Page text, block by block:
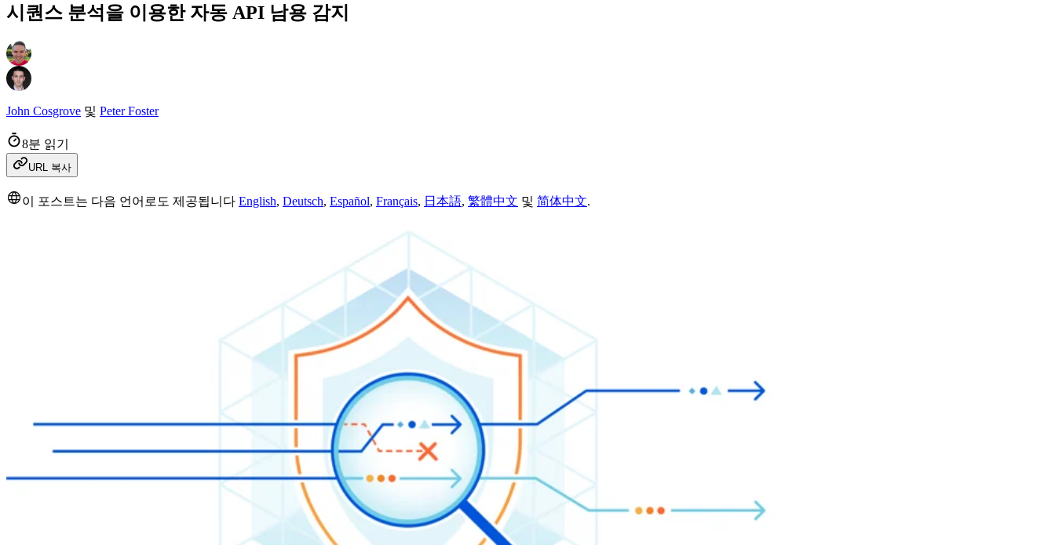
시퀀스 분석을 이용한 자동 API 남용 감지
John Cosgrove 및 Peter Foster
8분 읽기
URL 복사
이 포스트는 다음 언어로도 제공됩니다 English, Deutsch, Español, Français, 日本語, 繁體中文 및 简体中文.